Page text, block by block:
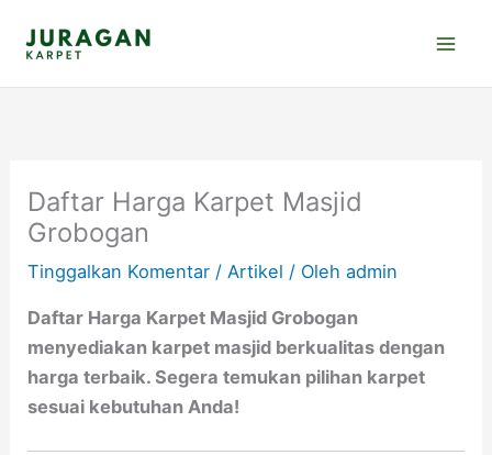
Daftar Harga Karpet Masjid
Grobogan
Tinggalkan Komentar /Artikel / Olehadmin
Daftar Harga Karpet Masjid Grobogan
menyediakan karpet masjid berkualitas dengan
harga terbaik. Segera temukan pilihan karpet
sesuai kebutuhan Anda!